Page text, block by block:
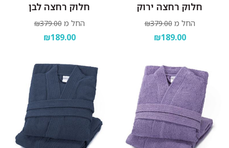
חלוק רחצה ירוק
החל מ ₪379.00
₪189.00
חלוק רחצה לבן
החל מ ₪379.00
₪189.00